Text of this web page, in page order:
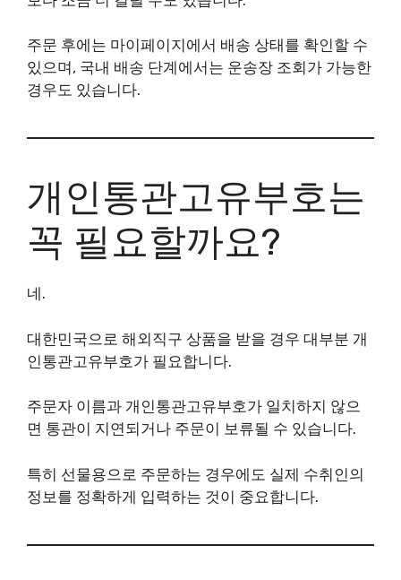
주문 후에는 마이페이지에서 배송 상태를 확인할 수
있으며, 국내 배송 단계에서는 운송장 조회가 가능한
경우도 있습니다.
개인통관고유부호는
꼭 필요할까요?
네.
대한민국으로 해외직구 상품을 받을 경우 대부분 개
인통관고유부호가 필요합니다.
주문자 이름과 개인통관고유부호가 일치하지 않으
면 통관이 지연되거나 주문이 보류될 수 있습니다.
특히 선물용으로 주문하는 경우에도 실제 수취인의
정보를 정확하게 입력하는 것이 중요합니다.